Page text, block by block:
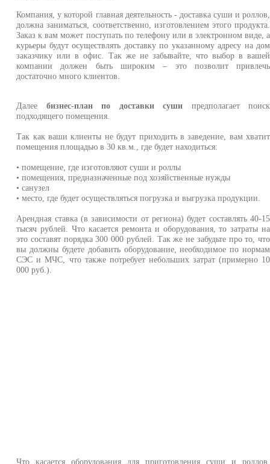
Компания, у которой главная деятельность - доставка суши и роллов,
должна заниматься, соответственно, изготовлением этого продукта.
Заказ к вам может поступать по телефону или в электронном виде, а
курьеры будут осуществлять доставку по указанному адресу на дом
заказчику или в офис. Так же не забывайте, что выбор в вашей
компании должен быть широким – это позволит привлечь
достаточно много клиентов.
Далее бизнес-план по доставки суши предполагает поиск
подходящего помещения.
Так как ваши клиенты не будут приходить в заведение, вам хватит
помещения площадью в 30 кв.м., где будет находиться:
• помещение, где изготовляют суши и роллы
• помещения, предназначенные под хозяйственные нужды
• санузел
• место, где будет осуществляться погрузка и выгрузка продукции.
Арендная ставка (в зависимости от региона) будет составлять 40-15
тысяч рублей. Что касается ремонта и оборудования, то затраты на
это составят порядка 300 000 рублей. Так же не забудьте про то, что
вы должны будете добавить оборудование, необходимое по нормам
СЭС и МЧС, что также потребует небольших затрат (примерно 10
000 руб.).
Что касается оборудования для приготовления суши и роллов,